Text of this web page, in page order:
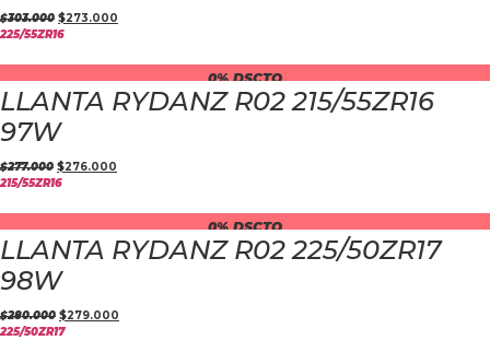
$303.000 $273.000
225/55ZR16
0% DSCTO
LLANTA RYDANZ R02 215/55ZR16
97W
$277.000 $276.000
215/55ZR16
0% DSCTO
LLANTA RYDANZ R02 225/50ZR17
98W
$280.000 $279.000
225/50ZR17